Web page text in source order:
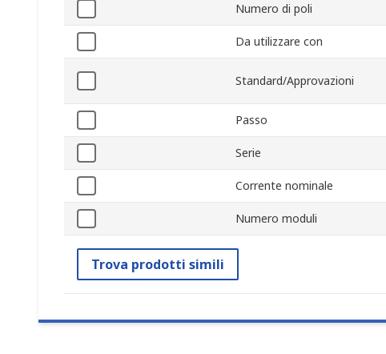
Numero di poli
Da utilizzare con
Standard/Approvazioni
Passo
Serie
Corrente nominale
Numero moduli
Trova prodotti simili